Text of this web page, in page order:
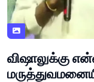
விஷாலுக்கு